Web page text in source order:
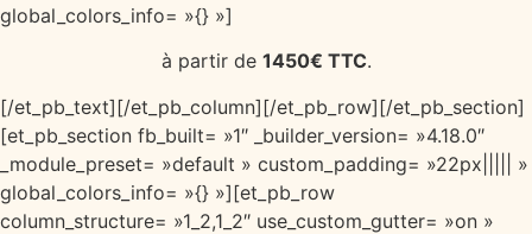
global_colors_info= »{} »]
à partir de 1450€ TTC.
[/et_pb_text][/et_pb_column][/et_pb_row][/et_pb_section]
[et_pb_section fb_built= »1″ _builder_version= »4.18.0″
_module_preset= »default » custom_padding= »22px||||| »
global_colors_info= »{} »][et_pb_row
column_structure= »1_2,1_2″ use_custom_gutter= »on »